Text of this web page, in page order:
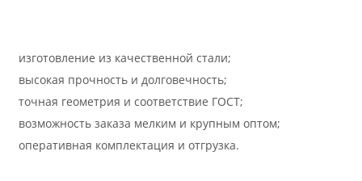
изготовление из качественной стали;
высокая прочность и долговечность;
точная геометрия и соответствие ГОСТ;
возможность заказа мелким и крупным оптом;
оперативная комплектация и отгрузка.